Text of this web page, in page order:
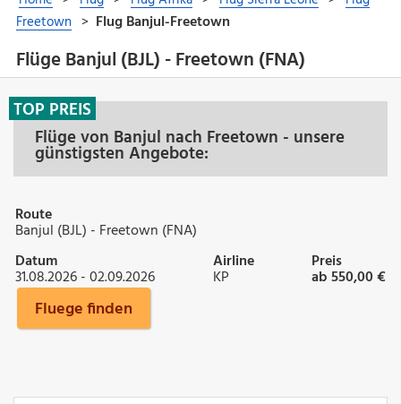
Flüge Banjul (BJL) - Freetown (FNA)
Flüge von Banjul nach Freetown - unsere
günstigsten Angebote:
TOP PREIS
Route
Banjul (BJL) - Freetown (FNA)
Datum
31.08.2026 - 02.09.2026
Airline
KP
Preis
ab 550,00 €
Fluege finden